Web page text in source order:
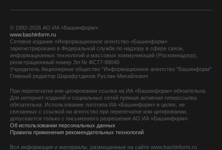
© 1992-2026 АО ИА «Башинформ».
www.bashinform.ru
Сетевое издание «Информационное агентство «Башинформ»
зарегистрировано в Федеральной службе по надзору в сфере связи,
информационных технологий и массовых коммуникаций (Роскомнадзор),
регистрационный номер Эл № ФС77-88040
Учредитель Акционерное общество "Информационное агентство "Башинформ"
Главный редактор Шарафутдинов Руслан Михайлович
При перепечатке или цитировании ссылка на ИА «Башинформ» обязательна.
Для интернет-изданий и социальных сетей прямая активная гиперссылка
обязательна. Использование логотипа ИА «Башинформ» в целях, не
связанных с ссылкой на агентство при перепечатке или цитировании,
допускается только с письменного разрешения АО ИА «Башинформ».
Об использовании персональных данных
Правила применения рекомендательных технологий
Вся информация и материалы, размещенные на сайте www.bashinform.ru